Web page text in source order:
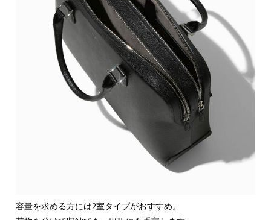
容量を求める方には2室タイプがおすすめ。